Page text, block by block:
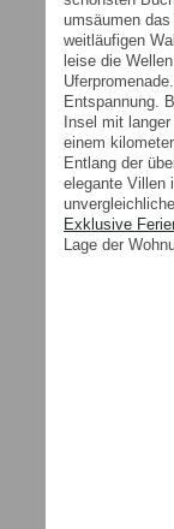
umsäumen
weitläufigen
leise die
Entspannung.
Insel mit
einem
Entlang der
elegante Villen
Exklusive
Lage der